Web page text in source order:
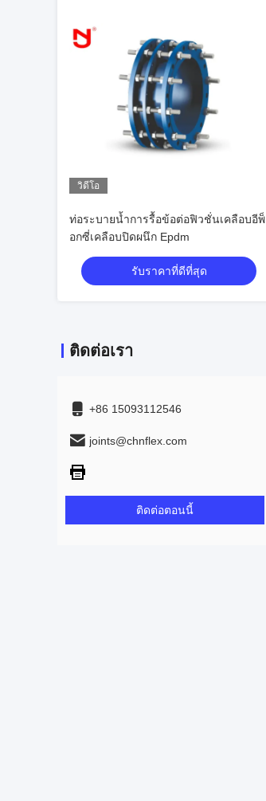
วิดีโอ
ท่อระบายน้ำการรื้อข้อต่อฟิวชั่นเคลือบอีพ็
อกซี่เคลือบปิดผนึก Epdm
รับราคาที่ดีที่สุด
ติดต่อเรา
+86 15093112546
joints@chnflex.com
ติดต่อตอนนี้